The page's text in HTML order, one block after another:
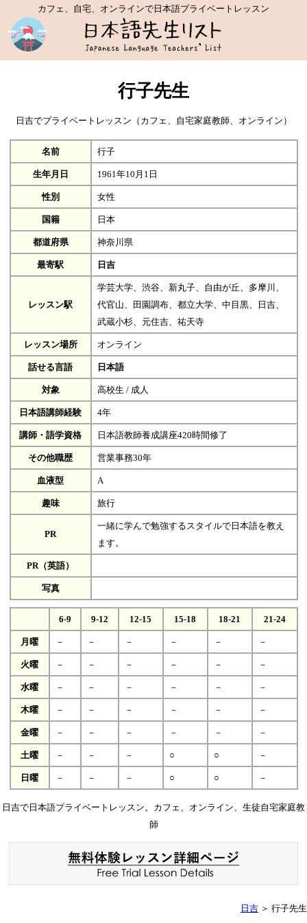
カフェ、自宅、オンラインで日本語プライベートレッスン
行子先生
日吉でプライベートレッスン（カフェ、自宅家庭教師、オンライン）
名前 行子
生年月日 1961年10月1日
性別 女性
国籍 日本
都道府県 神奈川県
最寄駅 日吉
レッスン駅
学芸大学、渋谷、新丸子、自由が丘、多摩川、
代官山、田園調布、都立大学、中目黒、日吉、
武蔵小杉、元住吉、祐天寺
レッスン場所 オンライン
話せる言語 日本語
対象 高校生 / 成人
日本語講師経験 4年
講師・語学資格 日本語教師養成講座420時間修了
その他職歴 営業事務30年
血液型 A
趣味 旅行
PR
一緒に学んで勉強するスタイルで日本語を教え
ます。
PR（英語）
写真
6-9 9-12 12-15 15-18 18-21 21-24
月曜 － － － － － －
火曜 － － － － － －
水曜 － － － － － －
木曜 － － － － － －
金曜 － － － － － －
土曜 － － － ○ ○ －
日曜 － － － ○ ○ －
日吉で日本語プライベートレッスン。カフェ、オンライン、生徒自宅家庭教
師
日吉 ＞ 行子先生